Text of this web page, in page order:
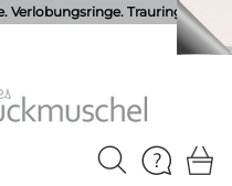
Verlobungsringe. Trauringe.